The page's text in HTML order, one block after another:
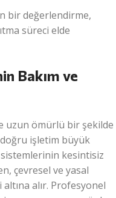
bir değerlendirme,
süreci elde
Bakım ve
uzun ömürlü bir şekilde
doğru işletim büyük
kesintisiz
çevresel ve yasal
alır. Profesyonel